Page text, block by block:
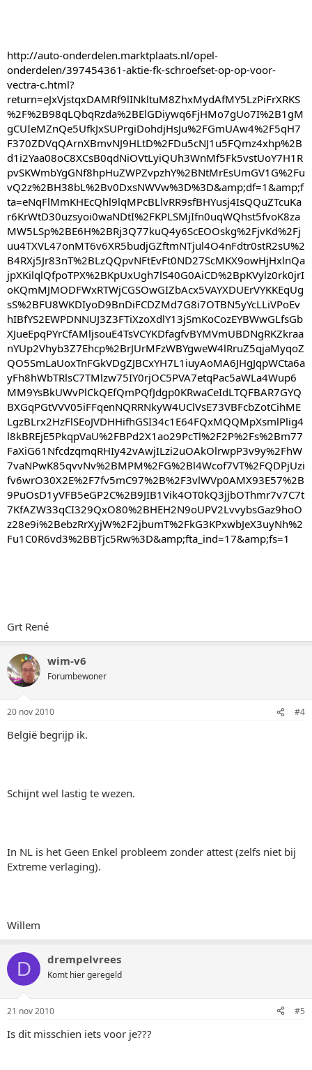
http://auto-onderdelen.marktplaats.nl/opel-
onderdelen/397454361-aktie-fk-schroefset-op-op-voor-
vectra-c.html?
return=eJxVjstqxDAMRf9lINkltuM8ZhxMydAfMY5LzPiFrXRKS
%2F%2B98qLQbqRzda%2BElGDiywq6FjHMo7gUo7I%2B1gM
gCUIeMZnQe5UfkJxSUPrgiDohdjHsJu%2FGmUAw4%2F5qH7
F370ZDVqQArnXBmvNJ9HLtD%2FDu5cNJ1u5FQmz4xhp%2B
d1i2Yaa08oC8XCsB0qdNiOVtLyiQUh3WnMf5Fk5vstUoY7H1R
pvSKWmbYgGNf8hpHuZWPZvpzhY%2BNtMrEsUmGV1G%2Fu
vQ2z%2BH38bL%2Bv0DxsNWVw%3D%3D&amp;df=1&amp;f
ta=eNqFlMmKHEcQhl9lqMPcBLlvRR9sfBHYusj4IsQQuZTcuKa
r6KrWtD30uzsyoi0waNDtI%2FKPLSMjIfn0uqWQhst5fvoK8za
MW5LSp%2BE6H%2BRj3Q77kuQ4y6ScEOOskg%2FjvKd%2Fj
uu4TXVL47onMT6v6XR5budjGZftmNTjul4O4nFdtr0stR2sU%2
B4RXj5Jr83nT%2BLzQQpvNFtEvFt0ND27ScMKX9owHjHxlnQa
jpXKilqlQfpoTPX%2BKpUxUgh7lS40G0AiCD%2BpKVylz0rk0jrI
oKQmMJMODFWxRTWjCGSOwGIZbAcx5VAYXDUErVYKKEqUg
sS%2BFU8WKDIyoD9BnDiFCDZMd7G8i7OTBN5yYcLLiVPoEv
hIBfYS2EWPDNNUJ3Z3FTiXzoXdlY13jSmKoCozEYBWwGLfsGb
XJueEpqPYrCfAMljsouE4TsVCYKDfagfvBYMVmUBDNgRKZkraa
nYUp2Vhyb3Z7Ehcp%2BrJUrMFzWBYgweW4lRruZ5qjaMyqoZ
QO5SmLaUoxTnFGkVDgZJBCxYH7L1iuyAoMA6JHgJqpWCta6a
yFh8hWbTRlsC7TMlzw75IY0rjOC5PVA7etqPac5aWLa4Wup6
MM9YsBkUWvPlCkQEfQmPQfJdgp0KRwaCeIdLTQFBAR7GYQ
BXGqPGtVVV05iFFqenNQRRNkyW4UClVsE73VBFcbZotCihME
LgzBLrx2HzFlSEoJVDHHifhGSI34c1E64FQxMQQMpXsmlPlig4
l8kBREjE5PkqpVaU%2FBPd2X1ao29PcTl%2F2P%2Fs%2Bm77
FaXiG61NfcdzqmqRHIy42vAwjILzi2uOAkOlrwpP3v9y%2FhW
7vaNPwK85qvvNv%2BMPM%2FG%2Bl4Wcof7VT%2FQDPjUzi
fv6wrO30X2E%2F7fv5mC97%2B%2F3vlWVp0AMX93E57%2B
9PuOsD1yVFB5eGP2C%2B9JIB1Vik4OT0kQ3jjbOThmr7v7C7t
7KfAZW33qCI329QxO80%2BHEH2N9oUPV2LvvybsGaz9hoO
z28e9i%2BebzRrXyjW%2F2jbumT%2FkG3KPxwbJeX3uyNh%2
Fu1C0R6vd3%2BBTjc5Rw%3D&amp;fta_ind=17&amp;fs=1
Grt René
wim-v6
Forumbewoner
20 nov 2010 #4
België begrijp ik.
Schijnt wel lastig te wezen.
In NL is het Geen Enkel probleem zonder attest (zelfs niet bij
Extreme verlaging).
Willem
D drempelvrees
Komt hier geregeld
21 nov 2010 #5
Is dit misschien iets voor je???